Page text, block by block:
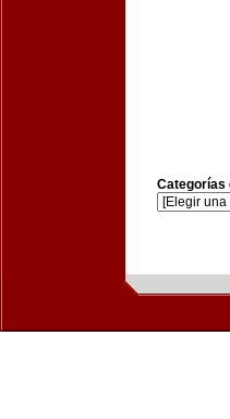
Categorías